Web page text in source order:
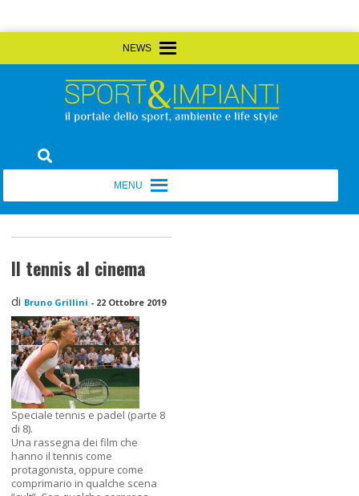
to
Sport&Impianti
Il tennis al cinema
di Bruno Grillini - 22 Ottobre 2019
Speciale tennis e padel (parte 8
di 8).
Una rassegna dei film che
hanno il tennis come
protagonista, oppure come
comprimario in qualche scena